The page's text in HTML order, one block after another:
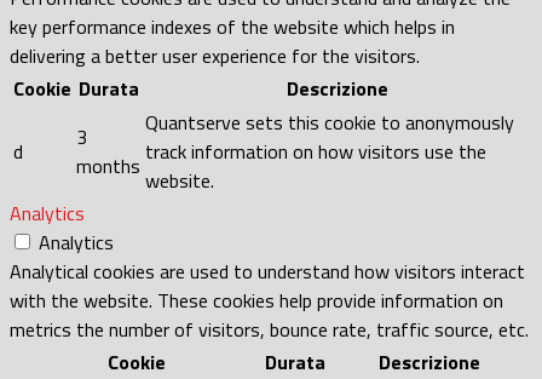
key performance indexes of the website which helps in
delivering a better user experience for the visitors.
Cookie Durata Descrizione
d
3
months
Quantserve sets this cookie to anonymously
track information on how visitors use the
website.
Analytics
Analytics
Analytical cookies are used to understand how visitors interact
with the website. These cookies help provide information on
metrics the number of visitors, bounce rate, traffic source, etc.
Cookie
Durata Descrizione